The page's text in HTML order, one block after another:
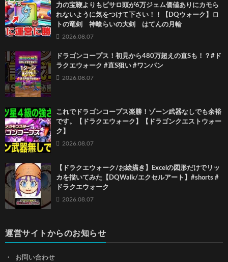
力の宝鞭よりもピサロ頭が6万ジェム価値ありにカモら
れないように気をつけて下さい！！【DQウォーク】ロ
トの竜剣 神喰らいの大剣 はてんの月輪
2026.08.07
ドラゴンコープス！初見から480万超えの直Sも！？#ド
ラクエウォーク #直S狙い #ワンパン
2026.08.07
これでドラゴンコープス楽勝！ゾーン武器なしでも余裕
です。【ドラクエウォーク】【ドラゴンクエストウォー
ク】
2026.08.07
【ドラクエウォーク/お絵描き】Excelの図形だけでリッ
カを描いてみた【DQWalk/エクセルアート】#shorts #
ドラクエウォーク
2026.08.07
運営サイトからのお知らせ
お問い合わせ